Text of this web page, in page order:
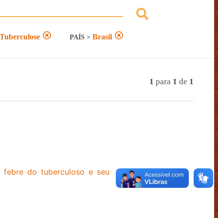
PAÍS > Brasil
1 para 1 de 1
febre do tuberculoso e seu